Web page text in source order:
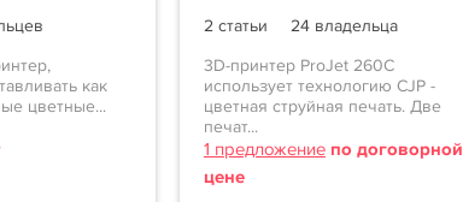
как
цветные...
2 статьи
24 владельца
3D-принтер ProJet 260C
использует технологию CJP -
цветная струйная печать. Две
печат...
1 предложение по договорной
цене